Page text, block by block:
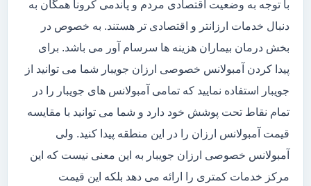
با توجه به وضعیت اقتصادی مردم و پاندمی کرونا همگان به
دنبال خدمات ارزانتر و اقتصادی تر هستند. به خصوص در
بخش درمان بیماران هزینه ها سرسام آور می باشد. برای
پیدا کردن آمبولانس خصوصی ارزان جویبار شما می توانید از
جویبار استفاده نمایید که تمامی آمبولانس های جویبار را در
تمام نقاط تحت پوشش خود دارد و شما می توانید با مقایسه
قیمت آمبولانس ارزان را در این منطقه پیدا کنید. ولی
آمبولانس خصوصی ارزان جویبار به این معنی نیست که این
مرکز خدمات کمتری را ارائه می دهد بلکه این قیمت